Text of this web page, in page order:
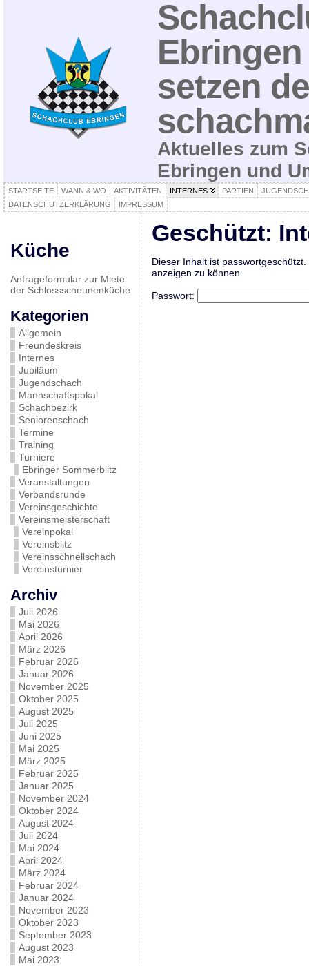
setzen
Aktuelles zum
Ebringen und
STARTSEITE WANN & WO AKTIVITÄTEN INTERNES PARTIEN
DATENSCHUTZERKLÄRUNG
IMPRESSUM
Küche
Anfrageformular zur Miete
der Schlossscheunenküche
Kategorien
Allgemein
Freundeskreis
Internes
Jubiläum
Jugendschach
Mannschaftspokal
Schachbezirk
Seniorenschach
Termine
Training
Turniere
Ebringer Sommerblitz
Veranstaltungen
Verbandsrunde
Vereinsgeschichte
Vereinsmeisterschaft
Vereinpokal
Vereinsblitz
Vereinsschnellschach
Vereinsturnier
Archiv
Juli 2026
Mai 2026
April 2026
März 2026
Februar 2026
Januar 2026
November 2025
Oktober 2025
August 2025
Juli 2025
Juni 2025
Mai 2025
März 2025
Februar 2025
Januar 2025
November 2024
Oktober 2024
August 2024
Juli 2024
Mai 2024
April 2024
März 2024
Februar 2024
Januar 2024
November 2023
Oktober 2023
September 2023
August 2023
Mai 2023
Geschützt:
Dieser Inhalt ist
anzeigen zu können.
Passwort: